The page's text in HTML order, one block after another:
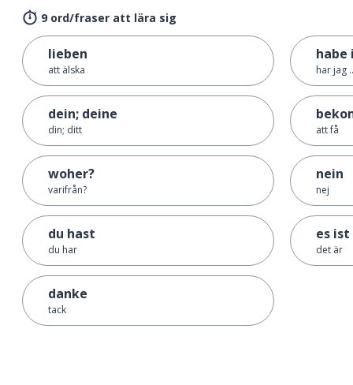
9 ord/fraser att lära sig
lieben
att älska
dein; deine
din; ditt
woher?
varifrån?
du hast
du har
danke
tack
habe
har jag
att få
nein
nej
es ist
det är